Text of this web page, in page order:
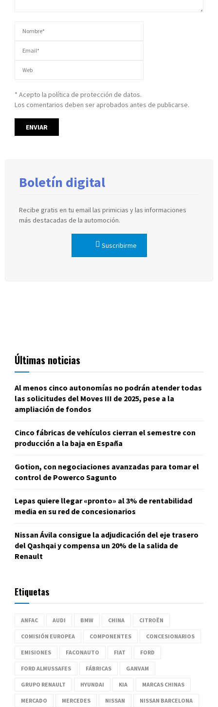
* Acepto la política de protección de datos.
Los comentarios deben ser aprobados antes de publicarse.
Boletín digital
Recibe gratis en tu email las primicias y las informaciones
más destacadas de la automoción.
Suscribirme
Últimas noticias
Al menos cinco autonomías no podrán atender todas
las solicitudes del Moves III de 2025, pese a la
ampliación de fondos
Cinco fábricas de vehículos cierran el semestre con
producción a la baja en España
Gotion, con negociaciones avanzadas para tomar el
control de Powerco Sagunto
Lepas quiere llegar «pronto» al 3% de rentabilidad
media en su red de concesionarios
Nissan Ávila consigue la adjudicación del eje trasero
del Qashqai y compensa un 20% de la salida de
Renault
Etiquetas
ANFAC AUDI BMW CHINA CITROËN
COMISIÓN EUROPEA COMPONENTES CONCESIONARIOS
EMISIONES FACONAUTO FIAT FORD
FORD ALMUSSAFES FÁBRICAS GANVAM
GRUPO RENAULT HYUNDAI KIA MARCAS CHINAS
MERCADO MERCEDES NISSAN NISSAN BARCELONA